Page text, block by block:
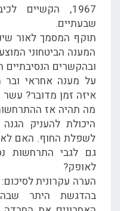
1967, הקשיים
שבעתיים.
תוקף המסמך לאור
המענה הביטחוני
ובהקשרים הנסיבתיים
על מענה אחראי ובר
איזה זמן מדובר? עשר
מה תהיה אז
היכולת להעניק
לשפלת החוף. האם לא
גם לגבי התרחשות
לאופק?
הערה עקרונית
בהדגשת היתר